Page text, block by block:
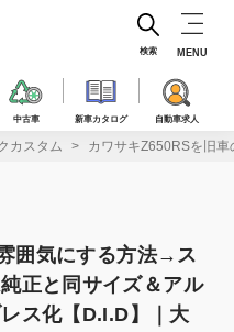
中古車 新車カタログ 自動車求人
検索 MENU
カスタム カワサキZ650RSを旧
囲気にする方法→ス
正と同サイズ＆アル
ス化【D.I.D】｜大